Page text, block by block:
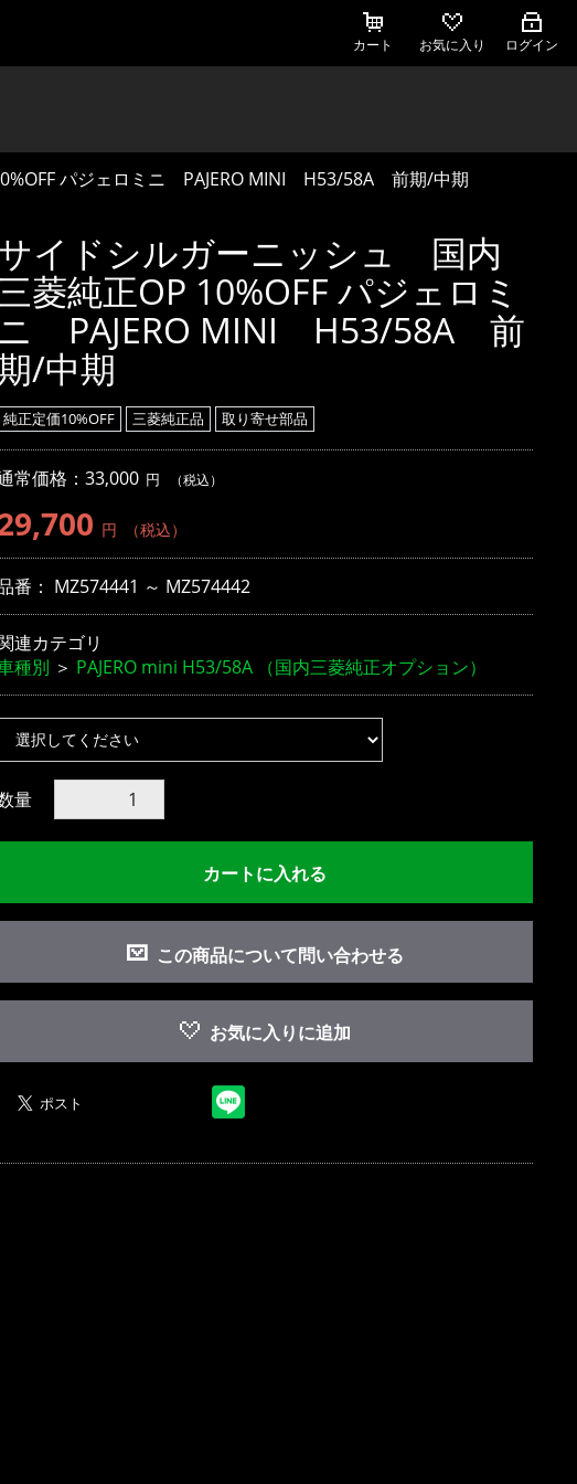
カート お気に入り ログイン
パジェロミニ PAJERO MINI H53/58A 前期/中期
イドシルガーニッシュ 国内
菱純正OP 10%OFF パジェロミ
ニ PAJERO MINI H53/58A 前
/中期
純正定価10%OFF 三菱純正品 取り寄せ部品
常価格： 33,000 円 （税込）
円 （税込）
番： MZ574441 ～ MZ574442
連カテゴリ
種別 ＞ PAJERO mini H53/58A （国内三菱純正オプション）
量
カートに入れる
この商品について問い合わせる
お気に入りに追加